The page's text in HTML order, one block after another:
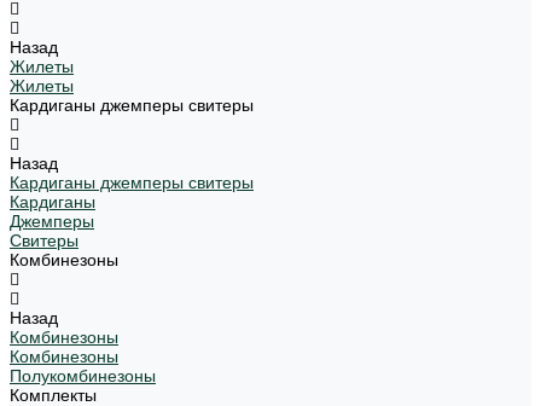
Назад
Жилеты
Жилеты
Кардиганы джемперы свитеры
Назад
Кардиганы джемперы свитеры
Кардиганы
Джемперы
Свитеры
Комбинезоны
Назад
Комбинезоны
Комбинезоны
Полукомбинезоны
Комплекты